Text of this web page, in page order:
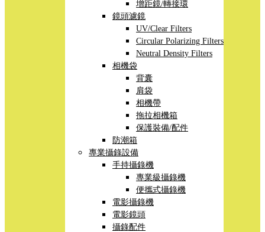
增距鏡/轉接環
鏡頭濾鏡
UV/Clear Filters
Circular Polarizing Filters
Neutral Density Filters
相機袋
背囊
肩袋
相機帶
拖拉相機箱
保護裝備/配件
防潮箱
專業攝錄設備
手持攝錄機
專業級攝錄機
便攜式攝錄機
電影攝錄機
電影鏡頭
攝錄配件